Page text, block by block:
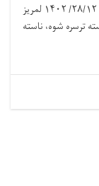
نن دو شنبه چې د روان سپوږميز کال ۸/۹/۱۴۴۵ چې د ۲۸/۱۲/ ۱۴۰۲ لمريز
ترسره شوه، ناسته